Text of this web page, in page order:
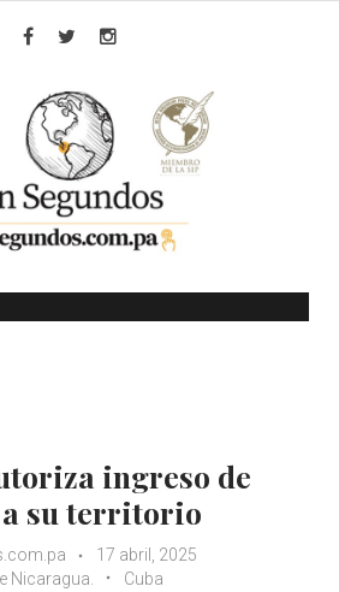
ingreso de
su territorio
17 abril, 2025
Nicaragua.
Cuba